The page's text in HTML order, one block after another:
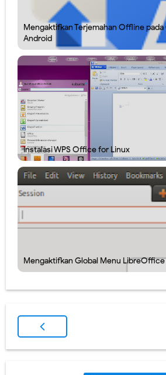
Mengaktifkan Terjemahan Offline pada
Android
Instalasi WPS Office for Linux
Mengaktifkan Global Menu